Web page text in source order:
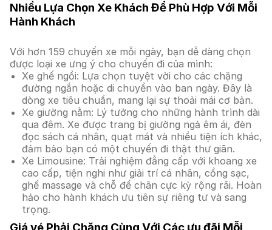
Nhiều Lựa Chọn Xe Khách Để Phù Hợp Với Mỗi
Hành Khách
Với hơn 159 chuyến xe mỗi ngày, bạn dễ dàng chọn
được loại xe ưng ý cho chuyến đi của mình:
Xe ghế ngồi: Lựa chọn tuyệt vời cho các chặng
đường ngắn hoặc di chuyển vào ban ngày. Đây là
dòng xe tiêu chuẩn, mang lại sự thoải mái cơ bản.
Xe giường nằm: Lý tưởng cho những hành trình dài
qua đêm. Xe được trang bị giường ngả êm ái, đèn
đọc sách cá nhân, quạt mát và nhiều tiện ích khác,
đảm bảo bạn có một chuyến đi thật thư giãn.
Xe Limousine: Trải nghiệm đẳng cấp với khoang xe
cao cấp, tiện nghi như giải trí cá nhân, cổng sạc,
ghế massage và chỗ để chân cực kỳ rộng rãi. Hoàn
hảo cho hành khách ưu tiên sự riêng tư và sang
trọng.